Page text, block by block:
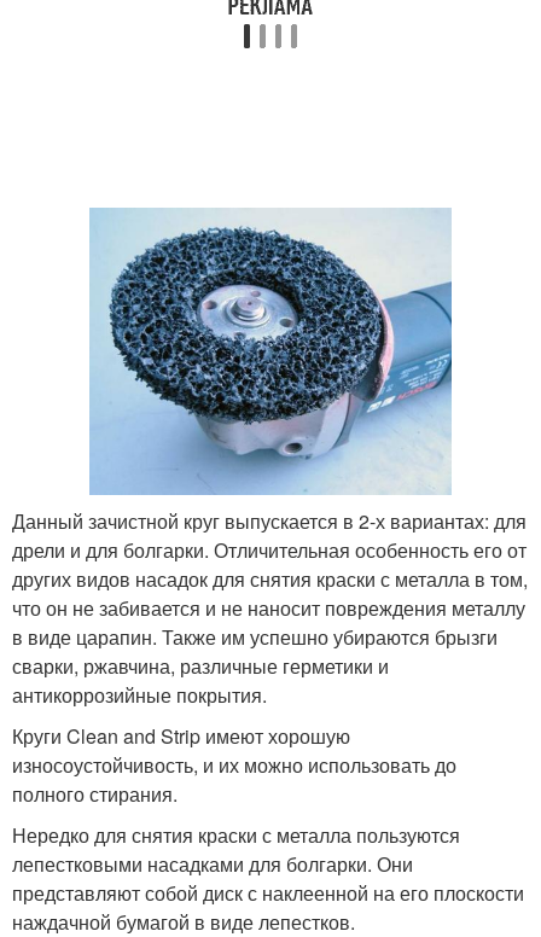
Данный зачистной круг выпускается в 2-х вариантах: для
дрели и для болгарки. Отличительная особенность его от
других видов насадок для снятия краски с металла в том,
что он не забивается и не наносит повреждения металлу
в виде царапин. Также им успешно убираются брызги
сварки, ржавчина, различные герметики и
антикоррозийные покрытия.
Круги Clean and Strip имеют хорошую
износоустойчивость, и их можно использовать до
полного стирания.
Нередко для снятия краски с металла пользуются
лепестковыми насадками для болгарки. Они
представляют собой диск с наклеенной на его плоскости
наждачной бумагой в виде лепестков.